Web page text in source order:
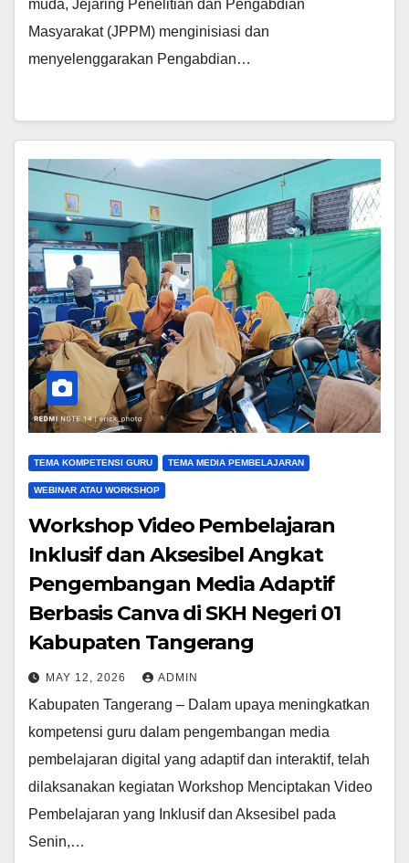
muda, Jejaring Penelitian dan Pengabdian
Masyarakat (JPPM) menginisiasi dan
menyelenggarakan Pengabdian…
TEMA KOMPETENSI GURU TEMA MEDIA PEMBELAJARAN
WEBINAR ATAU WORKSHOP
Workshop Video Pembelajaran
Inklusif dan Aksesibel Angkat
Pengembangan Media Adaptif
Berbasis Canva di SKH Negeri 01
Kabupaten Tangerang
MAY 12, 2026 ADMIN
Kabupaten Tangerang – Dalam upaya meningkatkan
kompetensi guru dalam pengembangan media
pembelajaran digital yang adaptif dan interaktif, telah
dilaksanakan kegiatan Workshop Menciptakan Video
Pembelajaran yang Inklusif dan Aksesibel pada
Senin,…